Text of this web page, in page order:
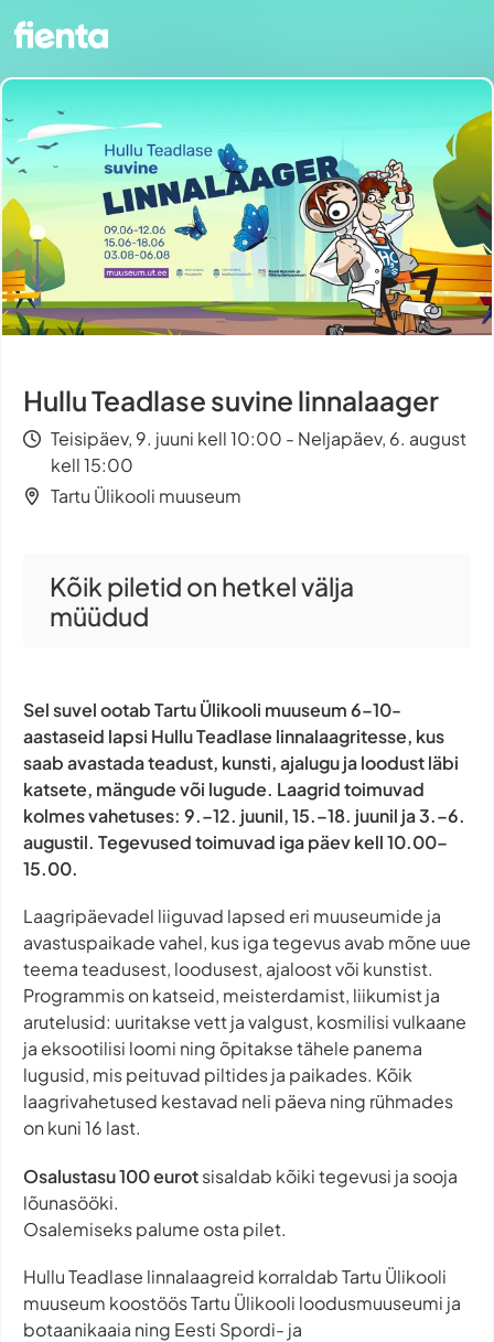
Hullu Teadlase suvine linnalaager
Teisipäev, 9. juuni kell 10:00 - Neljapäev, 6. august
kell 15:00
Tartu Ülikooli muuseum
Kõik piletid on hetkel välja
müüdud
Sel suvel ootab Tartu Ülikooli muuseum 6–10-
aastaseid lapsi Hullu Teadlase linnalaagritesse, kus
saab avastada teadust, kunsti, ajalugu ja loodust läbi
katsete, mängude või lugude. Laagrid toimuvad
kolmes vahetuses: 9.–12. juunil, 15.–18. juunil ja 3.–6.
augustil. Tegevused toimuvad iga päev kell 10.00–
15.00.
Laagripäevadel liiguvad lapsed eri muuseumide ja
avastuspaikade vahel, kus iga tegevus avab mõne uue
teema teadusest, loodusest, ajaloost või kunstist.
Programmis on katseid, meisterdamist, liikumist ja
arutelusid: uuritakse vett ja valgust, kosmilisi vulkaane
ja eksootilisi loomi ning õpitakse tähele panema
lugusid, mis peituvad piltides ja paikades. Kõik
laagrivahetused kestavad neli päeva ning rühmades
on kuni 16 last.
Osalustasu 100 eurotsisaldab kõiki tegevusi ja sooja
lõunasööki.
Osalemiseks palume osta pilet.
Hullu Teadlase linnalaagreid korraldab Tartu Ülikooli
muuseum koostöös Tartu Ülikooli loodusmuuseumi ja
botaanikaaia ning Eesti Spordi- ja